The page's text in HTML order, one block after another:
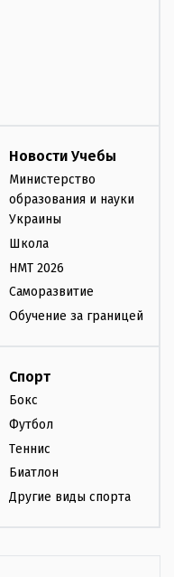
Новости Учебы
Министерство
образования и науки
Украины
Школа
НМТ 2026
Саморазвитие
Обучение за границей
Спорт
Бокс
Футбол
Теннис
Биатлон
Другие виды спорта